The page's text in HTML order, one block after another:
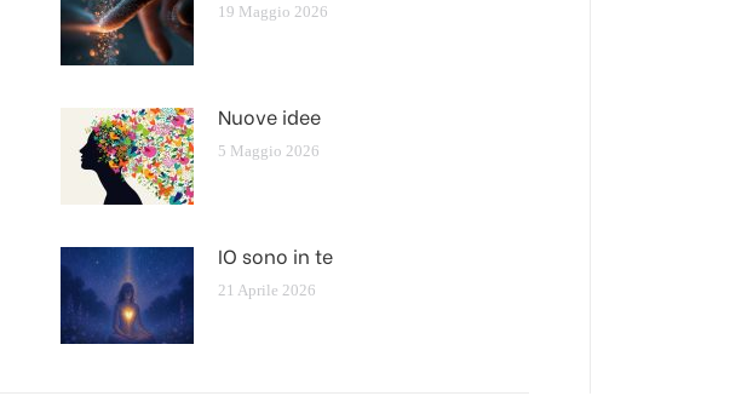
19 Maggio 2026
Nuove idee
5 Maggio 2026
IO sono in te
21 Aprile 2026